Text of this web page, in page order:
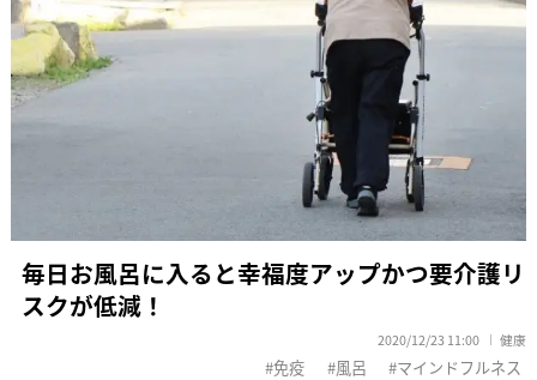
毎日お風呂に入ると幸福度アップかつ要介護リ
スクが低減！
2020/12/23 11:00 健康
免疫 風呂 マインドフルネス